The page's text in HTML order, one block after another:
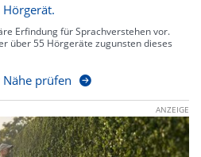
Erfindung für Sprachverstehen vor.
über 55 Hörgeräte zugunsten dieses
prüfen
ANZEIGE